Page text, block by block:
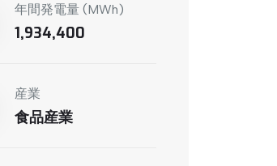
年間発電量 (MWh)
1,934,400
産業
食品産業